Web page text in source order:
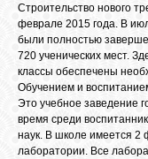
МУЗЫКА
ОБЪЯВЛЕНИЯ
Строительство нового
феврале 2015 года. В
были полностью
720 ученических мест.
классы обеспечены
Обучением и
Это учебное заведение
время среди
наук. В школе имеется 2
лаборатории. Все